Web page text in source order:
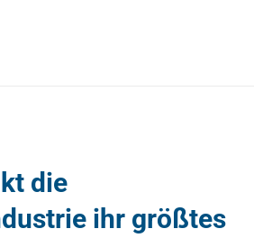
die
ihr größtes